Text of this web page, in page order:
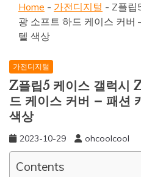
Home - 가전디지털 - Z플립
광 소프트 하드 케이스 커버
텔 색상
가전디지털
Z플립5 케이스 갤럭시
드 케이스 커버 – 패션
색상
2023-10-29 ohcoolcool
Contents